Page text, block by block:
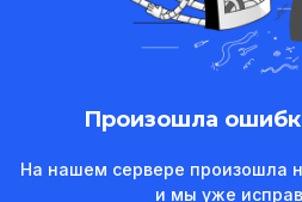
Произошла
На нашем сервере произошла
и мы уже